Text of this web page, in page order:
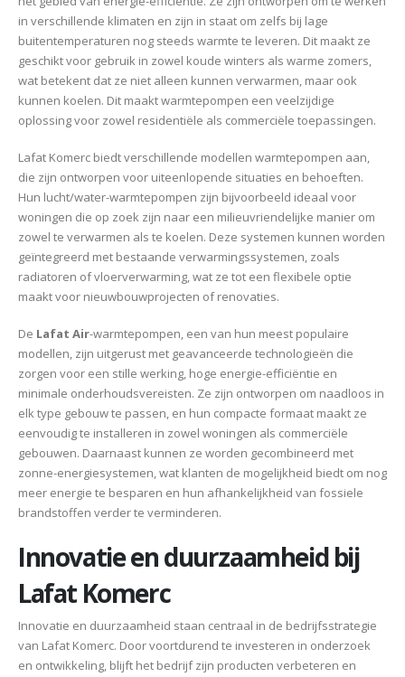
in verschillende klimaten en zijn in staat om zelfs bij lage
buitentemperaturen nog steeds warmte te leveren. Dit maakt ze
geschikt voor gebruik in zowel koude winters als warme zomers,
wat betekent dat ze niet alleen kunnen verwarmen, maar ook
kunnen koelen. Dit maakt warmtepompen een veelzijdige
oplossing voor zowel residentiële als commerciële toepassingen.
Lafat Komerc biedt verschillende modellen warmtepompen aan,
die zijn ontworpen voor uiteenlopende situaties en behoeften.
Hun lucht/water-warmtepompen zijn bijvoorbeeld ideaal voor
woningen die op zoek zijn naar een milieuvriendelijke manier om
zowel te verwarmen als te koelen. Deze systemen kunnen worden
geïntegreerd met bestaande verwarmingssystemen, zoals
radiatoren of vloerverwarming, wat ze tot een flexibele optie
maakt voor nieuwbouwprojecten of renovaties.
De Lafat Air-warmtepompen, een van hun meest populaire
modellen, zijn uitgerust met geavanceerde technologieën die
zorgen voor een stille werking, hoge energie-efficiëntie en
minimale onderhoudsvereisten. Ze zijn ontworpen om naadloos in
elk type gebouw te passen, en hun compacte formaat maakt ze
eenvoudig te installeren in zowel woningen als commerciële
gebouwen. Daarnaast kunnen ze worden gecombineerd met
zonne-energiesystemen, wat klanten de mogelijkheid biedt om nog
meer energie te besparen en hun afhankelijkheid van fossiele
brandstoffen verder te verminderen.
Innovatie en duurzaamheid bij
Lafat Komerc
Innovatie en duurzaamheid staan centraal in de bedrijfsstrategie
van Lafat Komerc. Door voortdurend te investeren in onderzoek
en ontwikkeling, blijft het bedrijf zijn producten verbeteren en